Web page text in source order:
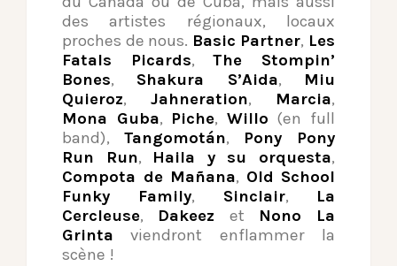
des artistes régionaux, locaux
proches de nous. Basic Partner, Les
Fatals Picards,The Stompin’
Bones, Shakura S’Aida, Miu
Quieroz, Jahneration, Marcia,
Mona Guba, Piche, Willo (en full
band), Tangomotán, Pony Pony
Run Run, Haila y su orquesta,
Compota de Mañana, Old School
Funky Family, Sinclair, La
Cercleuse, Dakeez et
Nono La
Grinta viendront enflammer la
scène !